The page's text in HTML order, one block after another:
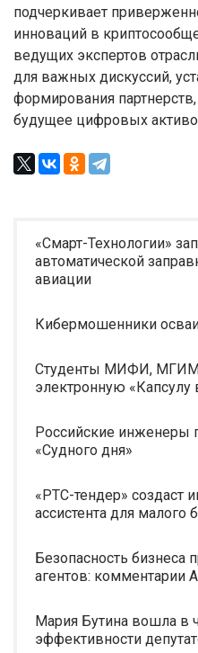
подчеркивает
инноваций в
ведущих экспертов
для важных дискуссий,
формирования
будущее цифровых
«Смарт-Технологии»
автоматической
авиации
Кибермошенники
Студенты МИФИ,
электронную «Капсулу
Российские инженеры
«Судного дня»
«РТС-тендер» создаст
ассистента для малого
Безопасность бизнеса
агентов: комментарии
Мария Бутина вошла в
эффективности